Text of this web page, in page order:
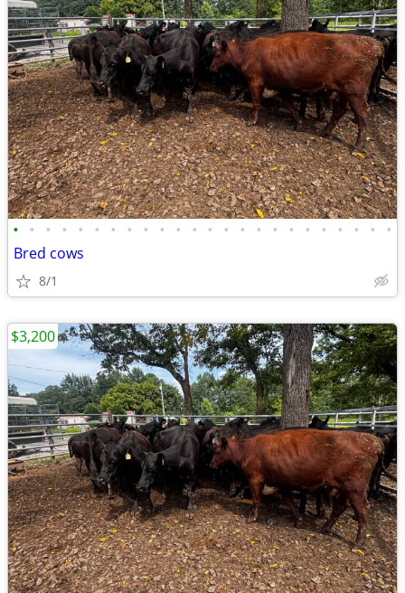
• • • • • • • • • • • • • • • • • • • • • • • •
Bred cows
8/1
$3,200